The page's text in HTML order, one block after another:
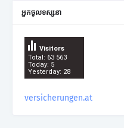
អ្នកចូលទស្សនា
Total: 63 563
Today: 5
Yesterday: 28
Visitors
versicherungen.at